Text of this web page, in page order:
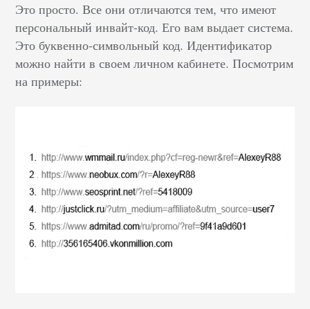
Это просто. Все они отличаются тем, что имеют
персональный инвайт-код. Его вам выдает система.
Это буквенно-символьный код. Идентификатор
можно найти в своем личном кабинете. Посмотрим
на примеры: